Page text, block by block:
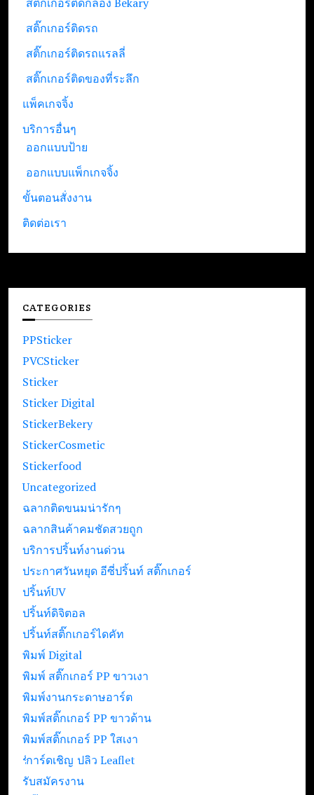
สติ๊กเกอร์ติดรถ
สติ๊กเกอร์ติดรถแรลลี่
สติ๊กเกอร์ติดของที่ระลึก
แพ็คเกจจิ้ง
บริการอื่นๆ
ออกแบบป้าย
ออกแบบแพ็กเกจจิ้ง
ขั้นตอนสั่งงาน
ติดต่อเรา
CATEGORIES
PPSticker
PVCSticker
Sticker
Sticker Digital
StickerBekery
StickerCosmetic
Stickerfood
Uncategorized
ฉลากติดขนมน่ารักๆ
ฉลากสินค้าคมชัดสวยถูก
บริการปริ้นท์งานด่วน
ประกาศวันหยุด อีซี่ปริ้นท์ สติ๊กเกอร์
ปริ้นท์UV
ปริ้นท์ดิจิตอล
ปริ้นท์สติ๊กเกอร์ไดคัท
พิมพ์ Digital
พิมพ์ สติ๊กเกอร์ PP ขาวเงา
พิมพ์งานกระดาษอาร์ต
พิมพ์สติ๊กเกอร์ PP ขาวด้าน
พิมพ์สติ๊กเกอร์ PP ใสเงา
รับปริ้นท์ใบปลิว Leaflet
การ์ดเชิญ
รับสมัครงาน